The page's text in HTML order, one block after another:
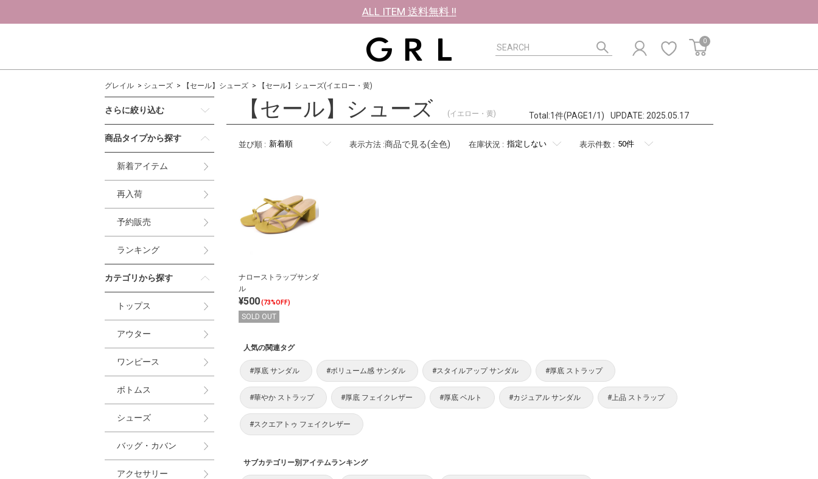
ALL ITEM 送料無料 !!
0
グレイル シューズ 【セール】シューズ 【セール】シューズ(イエロー・黄)
さらに絞り込む
商品タイプから探す
新着アイテム
再入荷
予約販売
ランキング
カテゴリから探す
トップス
アウター
ワンピース
ボトムス
シューズ
バッグ・カバン
アクセサリー
【セール】シューズ (イエロー・黄) Total:1件(PAGE1/1) UPDATE: 2025.05.17
並び順 : 表示方法 :商品で見る(全色) 在庫状況 : 表示件数 :
ナローストラップサンダ
ル
¥500(73%OFF)
SOLD OUT
人気の関連タグ
#厚底 サンダル #ボリューム感 サンダル #スタイルアップ サンダル #厚底 ストラップ
#華やか ストラップ #厚底 フェイクレザー #厚底 ベルト #カジュアル サンダル #上品 ストラップ
#スクエアトゥ フェイクレザー
サブカテゴリー別アイテムランキング